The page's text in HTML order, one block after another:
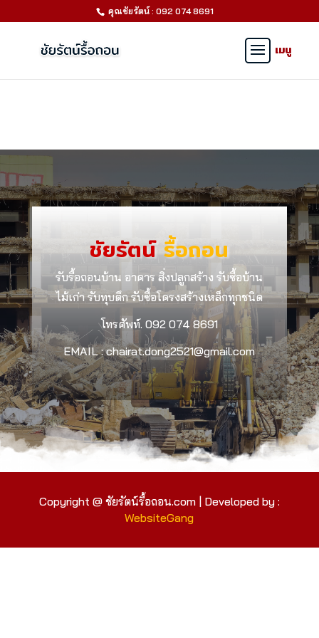
คุณชัยรัตน์ : 092 074 8691
ชัยรัตน์รื้อถอน
รับรื้อถอนบ้าน อาคาร สิ่งปลูกสร้าง รับซื้อบ้าน
ไม้เก่า รับทุบตึก รับซื้อโครงสร้างเหล็กทุกชนิด
โทรศัพท์. 092 074 8691
EMAIL : chairat.dong2521@gmail.com
Copyright @ ชัยรัตน์รื้อถอน.com | Developed by :
WebsiteGang